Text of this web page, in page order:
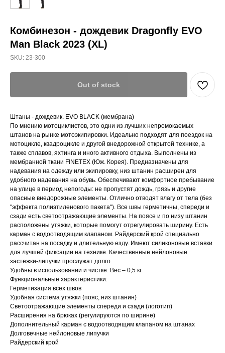
Комбинезон - дождевик Dragonfly EVO
Man Black 2023 (XL)
SKU: 23-300
Out of stock
Штаны - дождевик. EVO BLACK (мембрана)
По мнению мотоциклистов, это одни из лучших непромокаемых
штанов на рынке мотоэкипировки. Идеально подходят для поездок на
мотоцикле, квадроцикле и другой внедорожной открытой технике, а
также сплавов, яхтинга и иного активного отдыха. Выполнены из
мембранной ткани FINETEX (Юж. Корея). Предназначены для
надевания на одежду или экипировку, низ штанин расширен для
удобного надевания на обувь. Обеспечивают комфортное пребывание
на улице в период непогоды: не пропустят дождь, грязь и другие
опасные внедорожные элементы. Отлично отводят влагу от тела (без
"эффекта полиэтиленового пакета"). Все швы герметичны, спереди и
сзади есть светоотражающие элементы. На поясе и по низу штанин
расположены утяжки, которые помогут отрегулировать ширину. Есть
карман с водоотводящим клапаном. Райдерский крой специально
рассчитан на посадку и длительную езду. Имеют силиконовые вставки
для лучшей фиксации на технике. Качественные нейлоновые
застежки-липучки прослужат долго.
Удобны в использовании и чистке. Вес – 0,5 кг.
Функциональные характеристики:
Герметизация всех швов
Удобная система утяжки (пояс, низ штанин)
Светоотражающие элементы спереди и сзади (логотип)
Расширения на брюках (регулируются по ширине)
Дополнительный карман с водоотводящим клапаном на штанах
Долговечные нейлоновые липучки
Райдерский крой